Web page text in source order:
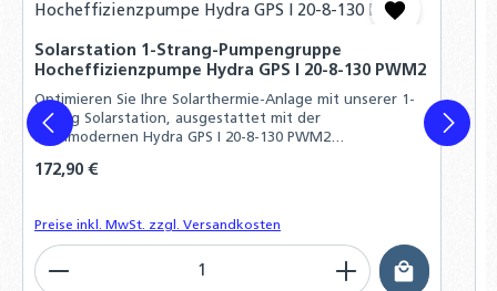
Solarstation 1-Strang-Pumpengruppe
Hocheffizienzpumpe Hydra GPS I 20-8-130 PWM2
Optimieren Sie Ihre Solarthermie-Anlage mit unserer 1-
Strang Solarstation, ausgestattet mit der
hochmodernen Hydra GPS I 20-8-130 PWM2
Regulärer Preis:
172,90 €
Preise inkl. MwSt. zzgl. Versandkosten
Produkt Anzahl: Gib den gewünschten Wert